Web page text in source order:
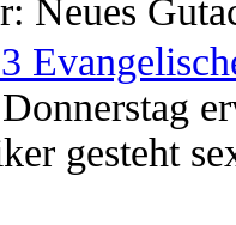
Neues
gesteht